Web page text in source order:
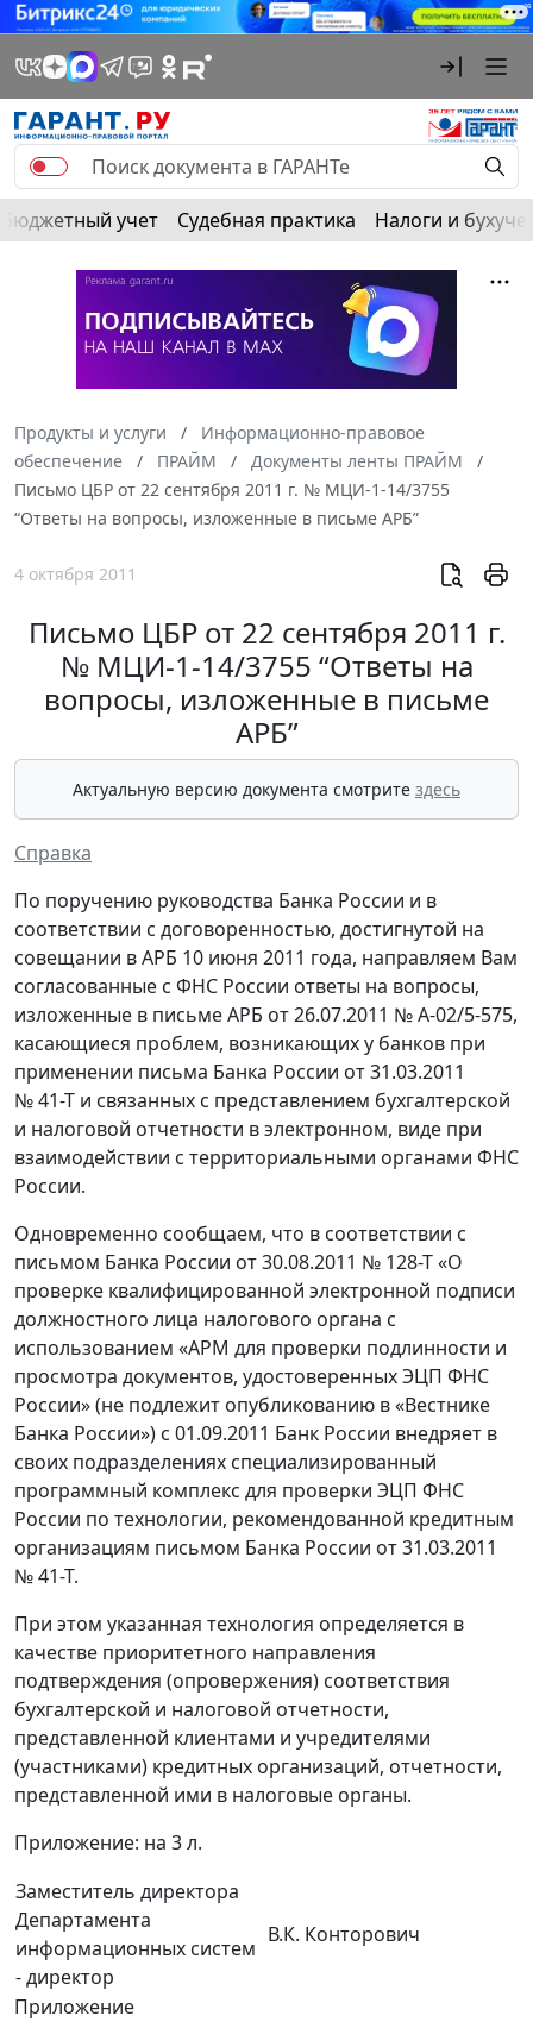
Бюджетный учет Судебная практика Налоги и
Продукты и услуги
Информационно-правовое
обеспечение
ПРАЙМ
Документы ленты ПРАЙМ
Письмо ЦБР от 22 сентября 2011 г. № МЦИ-1-14/3755
“Ответы на вопросы, изложенные в письме АРБ”
4 октября 2011
Письмо ЦБР от 22 сентября 2011 г.
№ МЦИ-1-14/3755 “Ответы на
вопросы, изложенные в письме
АРБ”
Актуальную версию документа смотрите здесь
Справка
По поручению руководства Банка России и в
соответствии с договоренностью, достигнутой на
совещании в АРБ 10 июня 2011 года, направляем Вам
согласованные с ФНС России ответы на вопросы,
изложенные в письме АРБ от 26.07.2011 № А-02/5-575,
касающиеся проблем, возникающих у банков при
применении письма Банка России от 31.03.2011
№ 41-Т и связанных с представлением бухгалтерской
и налоговой отчетности в электронном, виде при
взаимодействии с территориальными органами ФНС
России.
Одновременно сообщаем, что в соответствии с
письмом Банка России от 30.08.2011 № 128-Т «О
проверке квалифицированной электронной подписи
должностного лица налогового органа с
использованием «АРМ для проверки подлинности и
просмотра документов, удостоверенных ЭЦП ФНС
России» (не подлежит опубликованию в «Вестнике
Банка России») с 01.09.2011 Банк России внедряет в
своих подразделениях специализированный
программный комплекс для проверки ЭЦП ФНС
России по технологии, рекомендованной кредитным
организациям письмом Банка России от 31.03.2011
№ 41-Т.
При этом указанная технология определяется в
качестве приоритетного направления
подтверждения (опровержения) соответствия
бухгалтерской и налоговой отчетности,
представленной клиентами и учредителями
(участниками) кредитных организаций, отчетности,
представленной ими в налоговые органы.
Приложение: на 3 л.
Заместитель директора
Департамента
информационных систем
- директор
В.К. Конторович
Приложение